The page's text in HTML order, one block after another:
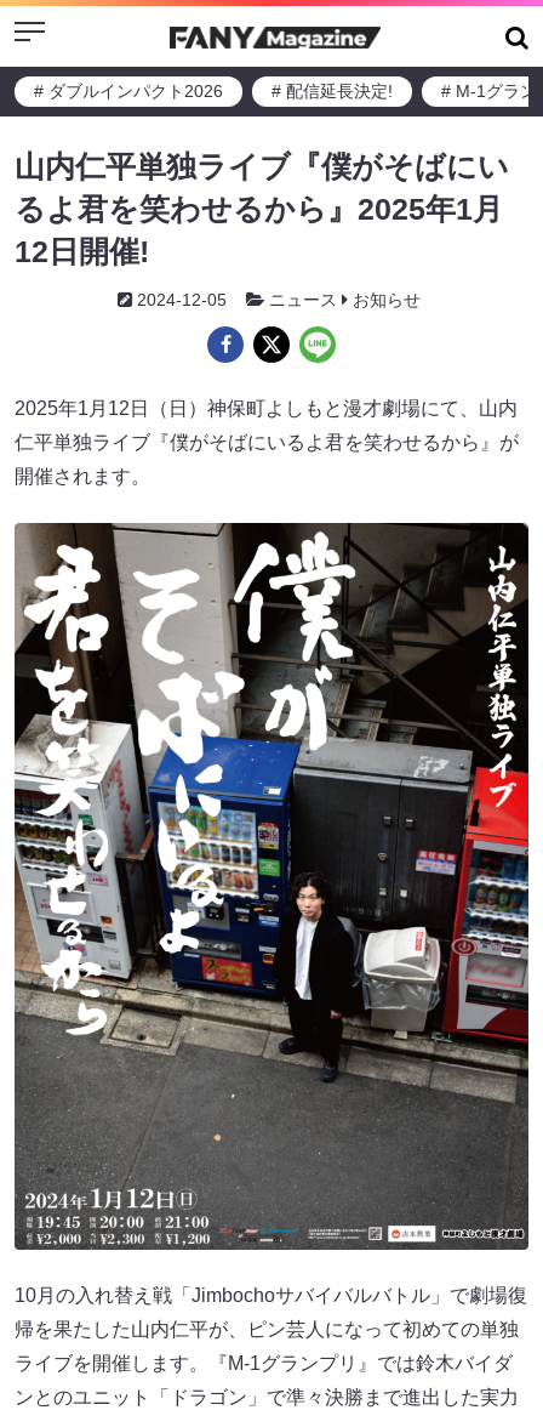
Menu
# ダブルインパクト2026 # 配信延長決定! # M-1グラン
山内仁平単独ライブ『僕がそばにい
るよ君を笑わせるから』2025年1月
12日開催!
2024-12-05 ニュース お知らせ
2025年1月12日（日）神保町よしもと漫才劇場にて、山内
仁平単独ライブ『僕がそばにいるよ君を笑わせるから』が
開催されます。
10月の入れ替え戦「Jimbochoサバイバルバトル」で劇場復
帰を果たした山内仁平が、ピン芸人になって初めての単独
ライブを開催します。『M-1グランプリ』では鈴木バイダ
ンとのユニット「ドラゴン」で準々決勝まで進出した実力